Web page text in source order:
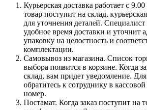
Курьерская доставка работает с
товар поступит на склад,
для уточнения деталей.
удобное время доставки и уточнит
упаковку на целостность и
комплектации.
Самовывоз из магазина. Список
выбора появится в корзине. Когда
склад, вам придет уведомление. Для
обратитесь к сотруднику в
номер.
Постамат. Когда заказ поступит на